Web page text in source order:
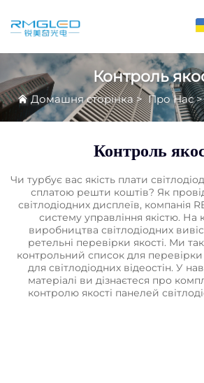
Контроль
Домашня сторінка>Про Нас
Контроль
Чи турбує вас якість плати
сплатою решти коштів? Як
світлодіодних дисплеїв, компанія
систему управління якістю. На
виробництва світлодіодних
ретельні перевірки якості. Ми
контрольний список для перевірки
для світлодіодних відеостін. У
матеріалі ви дізнаєтеся про
контролю якості панелей